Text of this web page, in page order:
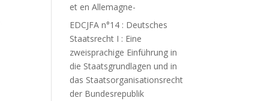
et en Allemagne-
EDCJFA n°14 : Deutsches
Staatsrecht I : Eine
zweisprachige Einführung in
die Staatsgrundlagen und in
das Staatsorganisationsrecht
der Bundesrepublik